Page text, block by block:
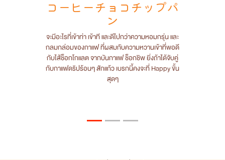
コーヒーチョコチップパ
ン
จะมีอะไรที่เข้าท่า เข้าที และดีไปกว่าความหอมกรุ่น และ
กลมกล่อมของกาแฟ ที่ผสมกับความหวานเข้าที่พอดี
กับไส้ช็อกโกแลต จากบันกาแฟ ช็อกชิพ ยิ่งถ้าได้จับคู่
กับกาแฟดริปร้อนๆ สักแก้ว เบรกนี้คงจะที่ Happy ขั้น
สุดๆ